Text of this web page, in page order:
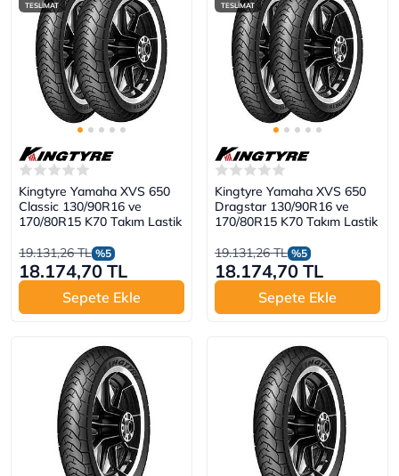
TESLİMAT
Kingtyre Yamaha XVS 650
Classic 130/90R16 ve
170/80R15 K70 Takım Lastik
19.131,26 TL %5
18.174,70 TL
Sepete Ekle
TESLİMAT
Kingtyre Yamaha XVS 650
Dragstar 130/90R16 ve
170/80R15 K70 Takım Lastik
19.131,26 TL %5
18.174,70 TL
Sepete Ekle